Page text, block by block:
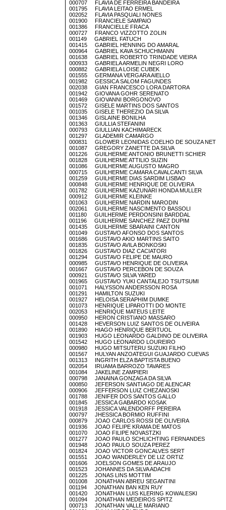
000707 FLAVIA DE FERREIRA BANDEIRA
001795 FLAVIA LEITAO ERMEL
002052 FLAVIA PASQUALI NONES
001900 FRANCIELE SAMPAIO
001386 FRANCIELLE FRACA
000727 FRANCO VIZZOTTO ZOLIN
001149 GABRIEL FATUCH
001415 GABRIEL HENNING DO AMARAL
000964 GABRIEL KAVA SCHUCHMANN
001638 GABRIEL ROBERTO TRINDADE VIEIRA
000933 GABRIELA ARMELIN NEGRI LORO
000882 GABRIELA LOISE CUBEK
001555 GERMANA VERGARA AIELLO
001982 GESSICA SALOM FAGUNDES
002038 GIAN FRANCESCO LORA DARTORA
001942 GIOVANA GOHR SERENATO
001469 GIOVANNI BORGONOVO
001572 GISELE MARTINS DOS SANTOS
001035 GISELE THEREZIO DA SILVA
001346 GISLAINE BONILHA
001363 GIULLIA STEFANINI
000793 GIULLIAN KACHIMARECK
001297 GLADEMIR CAMARGO
000831 GLOWER LEONIDAS COELHO DE SOUZA NET
001087 GREGORY ZANETTE DA SILVA
001226 GUILHERME ANTONIO BRUNETTI SCHIER
001828 GUILHERME ATTILIO SUZIN
001086 GUILHERME AUGUSTO MAGRO
000715 GUILHERME CAMARA CAVALCANTI SILVA
001259 GUILHERME DIAS SARDIM LISBAO
000848 GUILHERME HENRIQUE DE OLIVEIRA
001782 GUILHERME KAZUNARI HONDA MULLER
000912 GUILHERME KLEINKE
001063 GUILHERME NARDIN MARODIN
002061 GUILHERME NASCIMENTO BASSOLI
001180 GUILHERME PERDONSINI BARDDAL
001196 GUILHERME SANCHEZ PAEZ DUPIM
001435 GUILHERME SBARAINI CANTON
001049 GUSTAVO AFONSO DOS SANTOS
001686 GUSTAVO AKIO MARTINS SAITO
001835 GUSTAVO AVILA BONKOSKI
001826 GUSTAVO DIAZ CACIATORI
001294 GUSTAVO FELIPE DE MAURO
000985 GUSTAVO HENRIQUE DE OLIVEIRA
001667 GUSTAVO PERCEBON DE SOUZA
000921 GUSTAVO SILVA YARED
001965 GUSTAVO YUKI CANTALEJO TSUTSUMI
001071 HALYSSON ANDERSSON ROSA
001291 HAMILTON SUZUKI
001927 HELOISA SERAPHIM DUMKE
001073 HENRIQUE LIPAROTTI DO MONTE
002053 HENRIQUE MATEUS LEITE
000950 HERON CRISTIANO MASSARO
001428 HEVERSON LUIZ SANTOS DE OLIVEIRA
001890 HIAGO HENRIQUE BERTUOL
001903 HUGO LEONARDO GALDINO DE OLIVEIRA
001542 HUGO LEONARDO LOUREIRO
000980 HUGO MITSUTERU SUZUKI FILHO
001567 HULYAN ANZOATEGUI GUAJARDO CUEVAS
001313 INGRITH ELZA BAPTISTA BUENO
002054 IRUAMA BARROZO TAVARES
001084 JAKELINE ZAMPIERI
000798 JANAINA GONZAGA DA SILVA
000850 JEFERSON SANTIAGO DE ALENCAR
000906 JEFFERSON LUIZ CHEZANOSKI
001788 JENIFER DOS SANTOS GALLO
001845 JESSICA GABARDO KOSAK
001918 JESSICA VALENDORFF PEREIRA
000797 JHESSICA BORMIO RUFFINI
000879 JOAO CARLOS ROSSI DE OLIVEIRA
001936 JOAO FELIPE KRAMA DE MATOS
001070 JOAO FILIPE NOVASTZKI
001277 JOAO PAULO SCHLICHTING FERNANDES
001948 JOAO PAULO SOUZA PEREZ
001824 JOAO VICTOR GONCALVES SERT
001551 JOAO WANDERLEY DE LIZ ORTIZ
001606 JOELSON GOMES DE ARAUJO
001523 JOHANNES DA SILVA ADACHI
001225 JONAS LINS MOTTIM
001008 JONATHAN ABREU SEGANTINI
001194 JONATHAN BAN KEN RUY
001420 JONATHAN LUIS KLERING KOWALESKI
001094 JONATHAN MEDEIROS SPITZ
000713 JONATHAN VALLE MARIANO